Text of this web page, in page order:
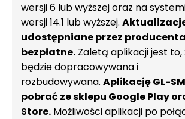
wersji 6 lub wyższej oraz na
wersji 14.1 lub wyższej.
udostępniane przez
bezpłatne. Zaletą aplikacji jest to,
będzie dopracowywana i
rozbudowywana. Aplikację GL-
pobrać ze sklepu Google Play
Store. Możliwości aplikacji po